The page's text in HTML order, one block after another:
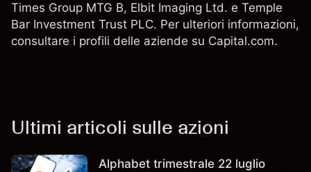
Times Group MTG B, Elbit Imaging Ltd. e Temple
Bar Investment Trust PLC. Per ulteriori informazioni,
consultare i profili delle aziende su Capital.com.
Ultimi articoli sulle azioni
Alphabet trimestrale 22 luglio